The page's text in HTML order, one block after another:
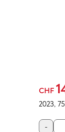
CHF
2023,
-